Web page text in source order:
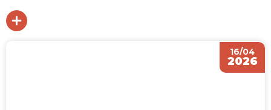
16/04
2026